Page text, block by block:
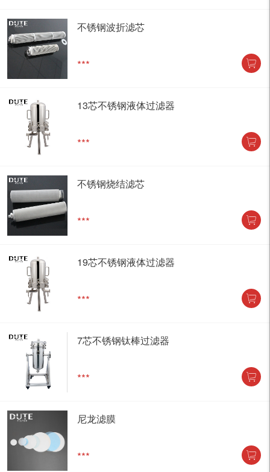
不锈钢波折滤芯
***
13芯不锈钢液体过滤器
***
不锈钢烧结滤芯
***
19芯不锈钢液体过滤器
***
7芯不锈钢钛棒过滤器
***
尼龙滤膜
***